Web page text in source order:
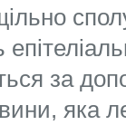
за
яка